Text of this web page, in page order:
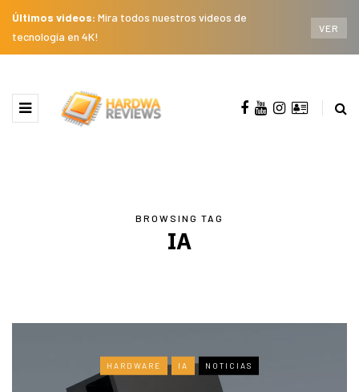
Últimos videos: Mira todos nuestros videos de
tecnología en 4K!
VER
BROWSING TAG
IA
HARDWARE IA NOTICIAS